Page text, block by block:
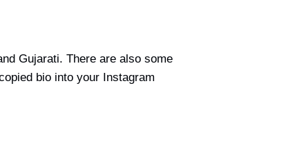
Gujarati. There are also some
bio into your Instagram